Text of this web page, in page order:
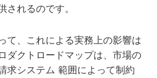
されるのです。
て、これによる実務上の影響は
ダクトロードマップは、市場の
求システム 範囲によって制約